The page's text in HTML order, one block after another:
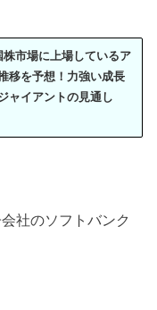
株市場に上場しているア
移を予想！力強い成長
ャイアントの見通し
社のソフトバンク